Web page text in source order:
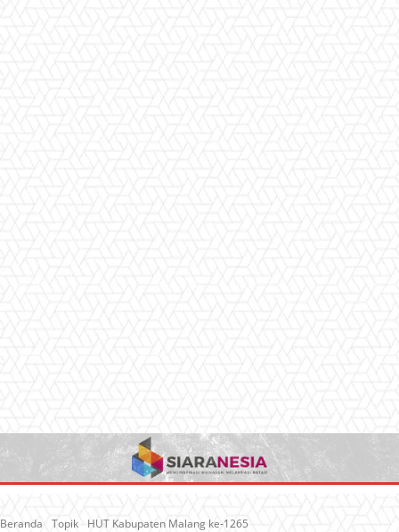
Beranda Topik HUT Kabupaten Malang ke-1265